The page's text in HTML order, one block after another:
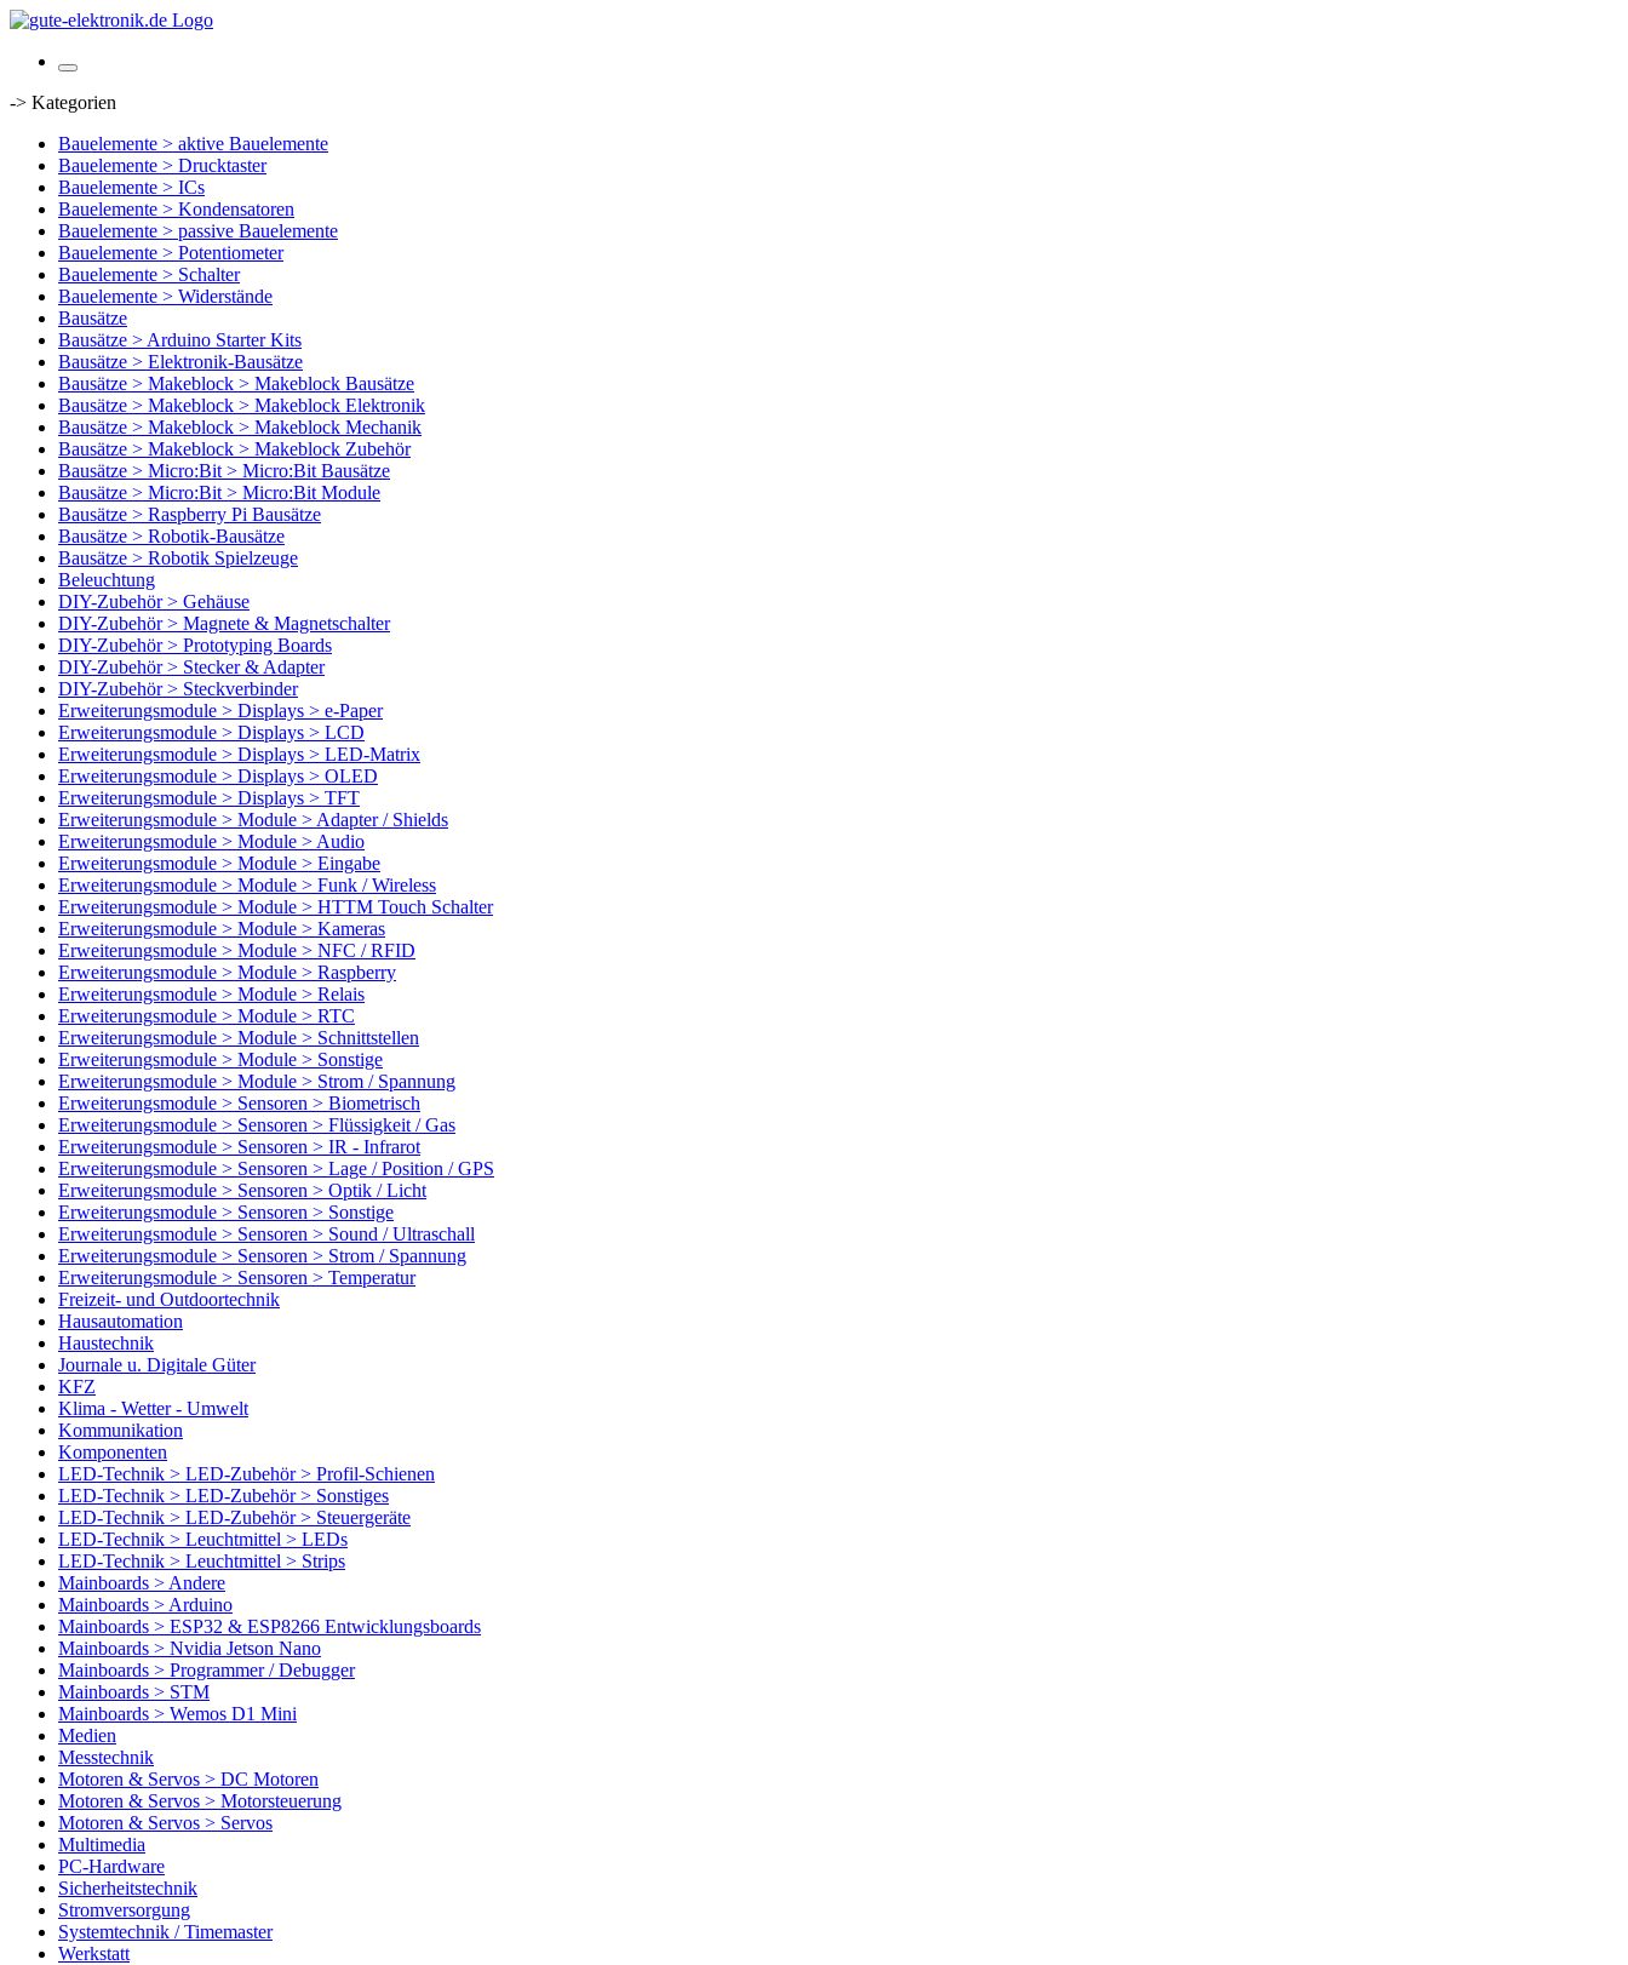
-> Kategorien
Bauelemente > aktive Bauelemente
Bauelemente > Drucktaster
Bauelemente > ICs
Bauelemente > Kondensatoren
Bauelemente > passive Bauelemente
Bauelemente > Potentiometer
Bauelemente > Schalter
Bauelemente > Widerstände
Bausätze
Bausätze > Arduino Starter Kits
Bausätze > Elektronik-Bausätze
Bausätze > Makeblock > Makeblock Bausätze
Bausätze > Makeblock > Makeblock Elektronik
Bausätze > Makeblock > Makeblock Mechanik
Bausätze > Makeblock > Makeblock Zubehör
Bausätze > Micro:Bit > Micro:Bit Bausätze
Bausätze > Micro:Bit > Micro:Bit Module
Bausätze > Raspberry Pi Bausätze
Bausätze > Robotik-Bausätze
Bausätze > Robotik Spielzeuge
Beleuchtung
DIY-Zubehör > Gehäuse
DIY-Zubehör > Magnete & Magnetschalter
DIY-Zubehör > Prototyping Boards
DIY-Zubehör > Stecker & Adapter
DIY-Zubehör > Steckverbinder
Erweiterungsmodule > Displays > e-Paper
Erweiterungsmodule > Displays > LCD
Erweiterungsmodule > Displays > LED-Matrix
Erweiterungsmodule > Displays > OLED
Erweiterungsmodule > Displays > TFT
Erweiterungsmodule > Module > Adapter / Shields
Erweiterungsmodule > Module > Audio
Erweiterungsmodule > Module > Eingabe
Erweiterungsmodule > Module > Funk / Wireless
Erweiterungsmodule > Module > HTTM Touch Schalter
Erweiterungsmodule > Module > Kameras
Erweiterungsmodule > Module > NFC / RFID
Erweiterungsmodule > Module > Raspberry
Erweiterungsmodule > Module > Relais
Erweiterungsmodule > Module > RTC
Erweiterungsmodule > Module > Schnittstellen
Erweiterungsmodule > Module > Sonstige
Erweiterungsmodule > Module > Strom / Spannung
Erweiterungsmodule > Sensoren > Biometrisch
Erweiterungsmodule > Sensoren > Flüssigkeit / Gas
Erweiterungsmodule > Sensoren > IR - Infrarot
Erweiterungsmodule > Sensoren > Lage / Position / GPS
Erweiterungsmodule > Sensoren > Optik / Licht
Erweiterungsmodule > Sensoren > Sonstige
Erweiterungsmodule > Sensoren > Sound / Ultraschall
Erweiterungsmodule > Sensoren > Strom / Spannung
Erweiterungsmodule > Sensoren > Temperatur
Freizeit- und Outdoortechnik
Hausautomation
Haustechnik
Journale u. Digitale Güter
KFZ
Klima - Wetter - Umwelt
Kommunikation
Komponenten
LED-Technik > LED-Zubehör > Profil-Schienen
LED-Technik > LED-Zubehör > Sonstiges
LED-Technik > LED-Zubehör > Steuergeräte
LED-Technik > Leuchtmittel > LEDs
LED-Technik > Leuchtmittel > Strips
Mainboards > Andere
Mainboards > Arduino
Mainboards > ESP32 & ESP8266 Entwicklungsboards
Mainboards > Nvidia Jetson Nano
Mainboards > Programmer / Debugger
Mainboards > STM
Mainboards > Wemos D1 Mini
Medien
Messtechnik
Motoren & Servos > DC Motoren
Motoren & Servos > Motorsteuerung
Motoren & Servos > Servos
Multimedia
PC-Hardware
Sicherheitstechnik
Stromversorgung
Systemtechnik / Timemaster
Werkstatt